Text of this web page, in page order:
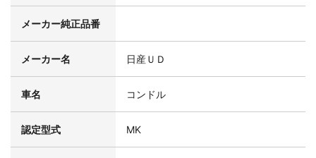
メーカー純正品番
メーカー名 日産ＵＤ
車名 コンドル
認定型式 MK